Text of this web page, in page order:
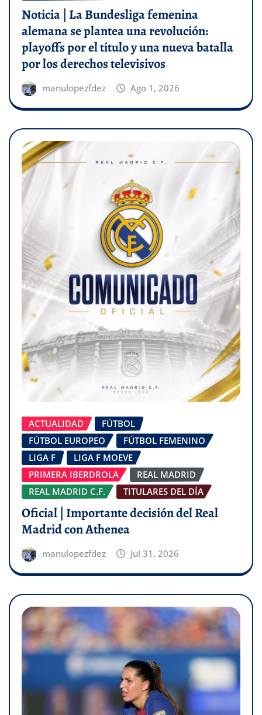
Noticia | La Bundesliga femenina
alemana se plantea una revolución:
playoffs por el título y una nueva batalla
por los derechos televisivos
manulopezfdez Ago 1, 2026
ACTUALIDAD
FÚTBOL
FÚTBOL EUROPEO
FÚTBOL FEMENINO
LIGA F
LIGA F MOEVE
PRIMERA IBERDROLA
REAL MADRID
REAL MADRID C.F.
TITULARES DEL DÍA
Oficial | Importante decisión del Real
Madrid con Athenea
manulopezfdez Jul 31, 2026